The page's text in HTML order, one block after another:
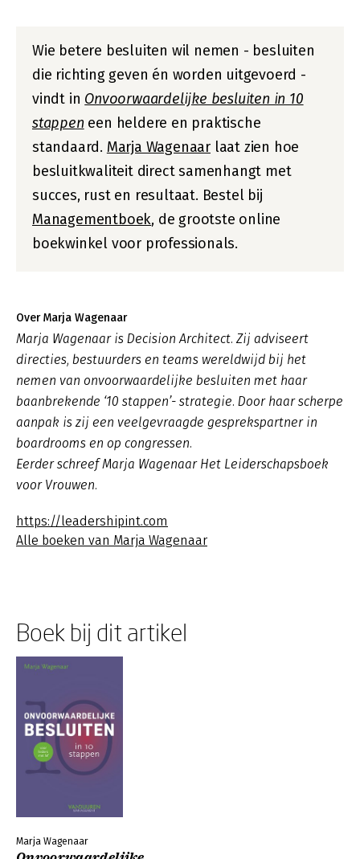
Wie betere besluiten wil nemen - besluiten
die richting geven én worden uitgevoerd -
vindt in Onvoorwaardelijke besluiten in 10
stappen een heldere en praktische
standaard. Marja Wagenaar laat zien hoe
besluitkwaliteit direct samenhangt met
succes, rust en resultaat. Bestel bij
Managementboek, de grootste online
boekwinkel voor professionals.
Over Marja Wagenaar
Marja Wagenaar is Decision Architect. Zij adviseert
directies, bestuurders en teams wereldwijd bij het
nemen van onvoorwaardelijke besluiten met haar
baanbrekende ‘10 stappen’- strategie. Door haar scherpe
aanpak is zij een veelgevraagde gesprekspartner in
boardrooms en op congressen.
Eerder schreef Marja Wagenaar Het Leiderschapsboek
voor Vrouwen.
https://leadershipint.com
Alle boeken van Marja Wagenaar
Boek bij dit artikel
Marja Wagenaar